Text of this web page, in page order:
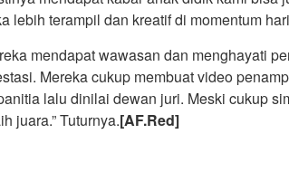
lebih terampil dan kreatif di momentum
mendapat wawasan dan menghayati
Mereka cukup membuat video
lalu dinilai dewan juri. Meski cukup
juara.” Tuturnya.[AF.Red]